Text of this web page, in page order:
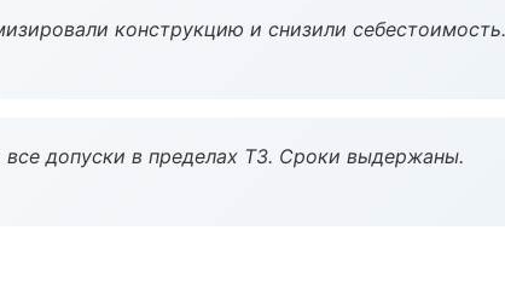
конструкцию и снизили себестоимость.
допуски в пределах ТЗ. Сроки выдержаны.